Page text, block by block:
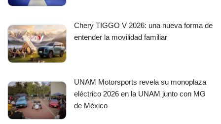
Chery TIGGO V 2026: una nueva forma de
entender la movilidad familiar
UNAM Motorsports revela su monoplaza
eléctrico 2026 en la UNAM junto con MG
de México